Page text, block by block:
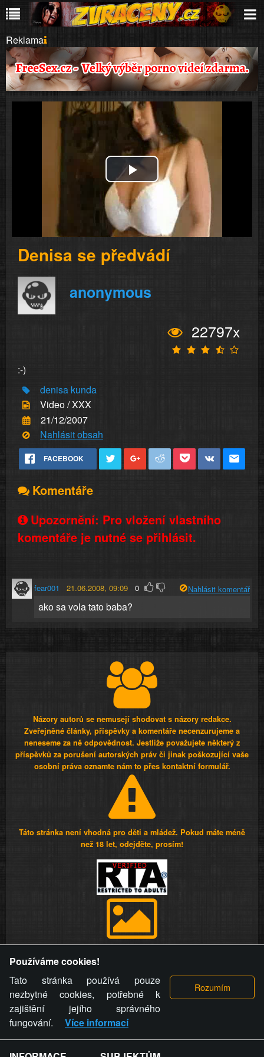
Reklama
Play
Video
Denisa se předvádí
anonymous
22797x
:-)
denisa kunda
Video / XXX
21/12/2007
Nahlásit obsah
FACEBOOK
Komentáře
Upozornění: Pro vložení vlastního
komentáře je nutné se přihlásit.
fear001 21.06.2008, 09:09 0 Nahlásit komentář
ako sa vola tato baba?
Názory autorů se nemusejí shodovat s názory redakce.
Zveřejněné články, příspěvky a komentáře necenzurujeme a
neneseme za ně odpovědnost. Jestliže považujete některý z
příspěvků za porušení autorských práv či jinak poškozující vaše
osobní práva oznamte nám to přes kontaktní formulář.
Táto stránka není vhodná pro děti a mládež. Pokud máte méně
než 18 let, odejděte, prosím!
videa a komentáře. Osoba, které se toto opatření provozovatele
stránky týče, ani osoba, která umístila fotografii nebo video na
stránku, nemůže z důvodu odstranění fotografie, videa nebo
komentáře pro výše uvedenou okolnost uplatnit vůči
provozovateli stránky žádný nárok na náhradu škody nebo
nemajetkové újmy.
Používáme cookies!
Tato stránka používá pouze
nezbytné cookies, potřebné k
zajištění jejího správného
fungování.
Více informací